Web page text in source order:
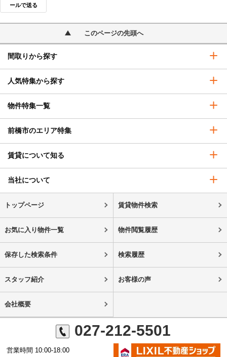
ールで送る
このページの先頭へ
間取りから探す
人気特集から探す
物件特集一覧
前橋市のエリア特集
賃貸について知る
当社について
トップページ 賃貸物件検索
お気に入り物件一覧 物件閲覧履歴
保存した検索条件 検索履歴
スタッフ紹介 お客様の声
会社概要
027-212-5501
営業時間 10:00-18:00